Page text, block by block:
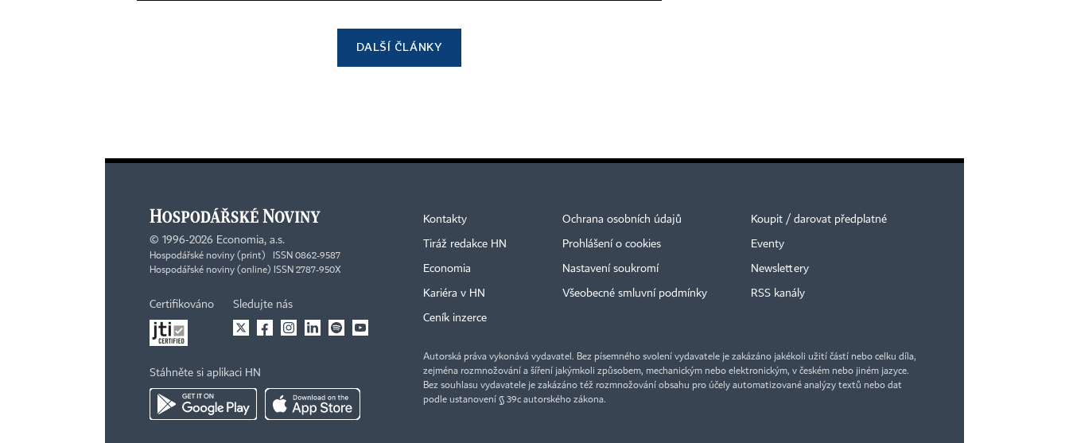
DALŠÍ ČLÁNKY
© 1996-2026 Economia, a.s.
Hospodářské noviny (print) ISSN 0862-9587
Hospodářské noviny (online) ISSN 2787-950X
Certifikováno Sledujte nás
Stáhněte si aplikaci HN
Kontakty
Tiráž redakce HN
Economia
Kariéra v HN
Ceník inzerce
Ochrana osobních údajů
Prohlášení o cookies
Nastavení soukromí
Všeobecné smluvní podmínky
Koupit / darovat předplatné
Eventy
Newslettery
RSS kanály
Autorská práva vykonává vydavatel. Bez písemného svolení vydavatele je zakázáno jakékoli užití částí nebo celku díla,
zejména rozmnožování a šíření jakýmkoli způsobem, mechanickým nebo elektronickým, v českém nebo jiném jazyce.
Bez souhlasu vydavatele je zakázáno též rozmnožování obsahu pro účely automatizované analýzy textů nebo dat
podle ustanovení § 39c autorského zákona.